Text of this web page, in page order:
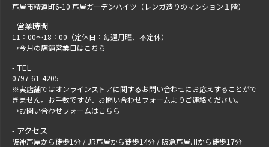
芦屋市精道町6-10 芦屋ガーデンハイツ（レンガ造りのマンション１階）
営業時間
11：00～18：00（定休日：毎週月曜、不定休）
→今月の店舗営業日はこちら
TEL
0797-61-4205
※実店舗ではオンラインストアに関するお問い合わせにお応えすることがで
きません。お手数ですが、 お問い合わせフォームよりご連絡ください。
→お問い合わせフォームはこちら
アクセス
阪神芦屋から徒歩1分 / JR芦屋から徒歩14分 / 阪急芦屋川から徒歩17分